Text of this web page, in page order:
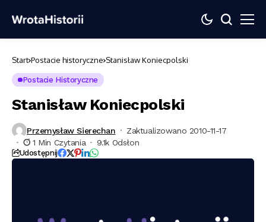
Start Postacie historyczne Stanisław Koniecpolski
Postacie Historyczne
Stanisław Koniecpolski
Przemysław Sierechan
Zaktualizowano 2010-11-17
1 Min Czytania
9.1k Odsłon
Udostępnij